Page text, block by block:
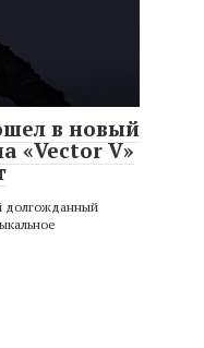
в новый
«Vector V»
долгожданный